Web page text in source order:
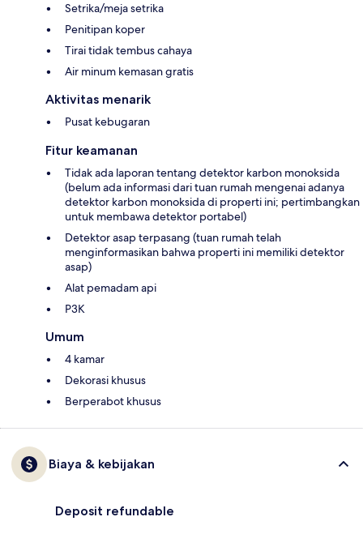
Setrika/meja setrika
Penitipan koper
Tirai tidak tembus cahaya
Air minum kemasan gratis
Aktivitas menarik
Pusat kebugaran
Fitur keamanan
Tidak ada laporan tentang detektor karbon monoksida
(belum ada informasi dari tuan rumah mengenai adanya
detektor karbon monoksida di properti ini; pertimbangkan
untuk membawa detektor portabel)
Detektor asap terpasang (tuan rumah telah
menginformasikan bahwa properti ini memiliki detektor
asap)
Alat pemadam api
P3K
Umum
4 kamar
Dekorasi khusus
Berperabot khusus
Biaya & kebijakan
Deposit refundable